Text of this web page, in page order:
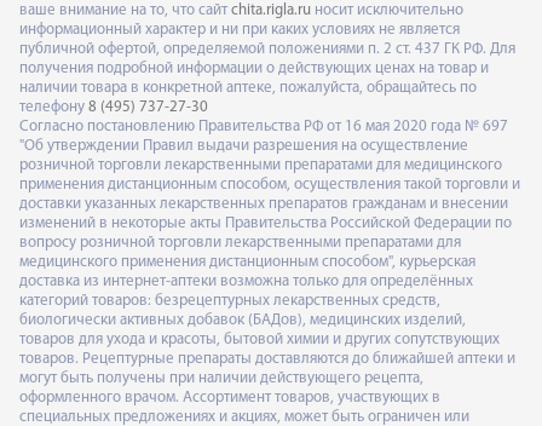
ваше внимание на то, что сайт chita.rigla.ru носит исключительно
информационный характер и ни при каких условиях не является
публичной офертой, определяемой положениями п. 2 ст. 437 ГК РФ. Для
получения подробной информации о действующих ценах на товар и
наличии товара в конкретной аптеке, пожалуйста, обращайтесь по
телефону 8 (495) 737-27-30
Согласно постановлению Правительства РФ от 16 мая 2020 года № 697
"Об утверждении Правил выдачи разрешения на осуществление
розничной торговли лекарственными препаратами для медицинского
применения дистанционным способом, осуществления такой торговли и
доставки указанных лекарственных препаратов гражданам и внесении
изменений в некоторые акты Правительства Российской Федерации по
вопросу розничной торговли лекарственными препаратами для
медицинского применения дистанционным способом", курьерская
доставка из интернет-аптеки возможна только для определённых
категорий товаров: безрецептурных лекарственных средств,
биологически активных добавок (БАДов), медицинских изделий,
товаров для ухода и красоты, бытовой химии и других сопутствующих
товаров. Рецептурные препараты доставляются до ближайшей аптеки и
могут быть получены при наличии действующего рецепта,
оформленного врачом. Ассортимент товаров, участвующих в
специальных предложениях и акциях, может быть ограничен или